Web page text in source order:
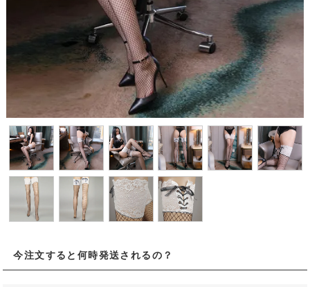
今注文すると何時発送されるの？